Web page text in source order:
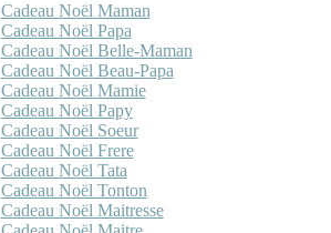
Cadeau Noël Maman
Cadeau Noël Papa
Cadeau Noël Belle-Maman
Cadeau Noël Beau-Papa
Cadeau Noël Mamie
Cadeau Noël Papy
Cadeau Noël Soeur
Cadeau Noël Frere
Cadeau Noël Tata
Cadeau Noël Tonton
Cadeau Noël Maitresse